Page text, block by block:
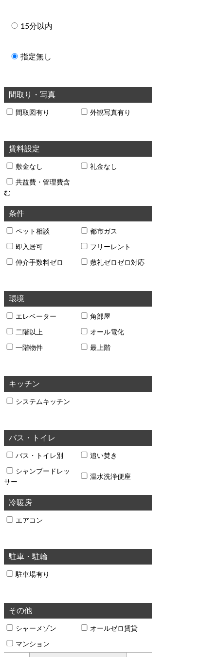
15分以内
指定無し
間取り・写真
間取図有り 外観写真有り
賃料設定
敷金なし 礼金なし
共益費・管理費含
む
条件
ペット相談 都市ガス
即入居可 フリーレント
仲介手数料ゼロ 敷礼ゼロゼロ対応
環境
エレベーター 角部屋
二階以上 オール電化
一階物件 最上階
キッチン
システムキッチン
バス・トイレ
バス・トイレ別 追い焚き
シャンプードレッ
サー
温水洗浄便座
冷暖房
エアコン
駐車・駐輪
駐車場有り
その他
シャーメゾン オールゼロ賃貸
マンション